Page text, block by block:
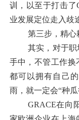
训，以至于打击了
业发展定位走入歧
第三步，精心
其实，对于
手中，不管工作换
都可以拥有自己
雨，就一定会“种瓜
GRACE在向